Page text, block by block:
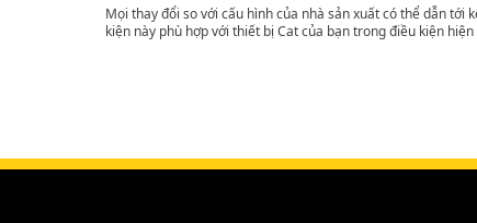
Mọi thay đổi so với cấu hình của nhà sản xuất có thể dẫn
kiện này phù hợp với thiết bị Cat của bạn trong điều kiện